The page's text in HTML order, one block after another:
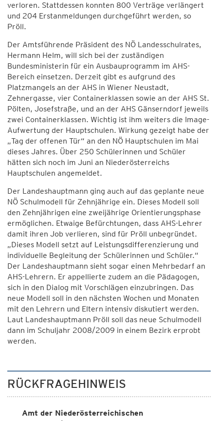
verloren. Stattdessen konnten 800 Verträge verlängert
und 204 Erstanmeldungen durchgeführt werden, so
Pröll.
Der Amtsführende Präsident des NÖ Landesschulrates,
Hermann Helm, will sich bei der zuständigen
Bundesministerin für ein Ausbauprogramm im AHS-
Bereich einsetzen. Derzeit gibt es aufgrund des
Platzmangels an der AHS in Wiener Neustadt,
Zehnergasse, vier Containerklassen sowie an der AHS St.
Pölten, Josefstraße, und an der AHS Gänserndorf jeweils
zwei Containerklassen. Wichtig ist ihm weiters die Image-
Aufwertung der Hauptschulen. Wirkung gezeigt habe der
„Tag der offenen Tür“ an den NÖ Hauptschulen im Mai
dieses Jahres. Über 250 Schülerinnen und Schüler
hätten sich noch im Juni an Niederösterreichs
Hauptschulen angemeldet.
Der Landeshauptmann ging auch auf das geplante neue
NÖ Schulmodell für Zehnjährige ein. Dieses Modell soll
den Zehnjährigen eine zweijährige Orientierungsphase
ermöglichen. Etwaige Befürchtungen, dass AHS-Lehrer
damit ihren Job verlieren, sind für Pröll unbegründet.
„Dieses Modell setzt auf Leistungsdifferenzierung und
individuelle Begleitung der Schülerinnen und Schüler.“
Der Landeshauptmann sieht sogar einen Mehrbedarf an
AHS-Lehrern. Er appellierte zudem an die Pädagogen,
sich in den Dialog mit Vorschlägen einzubringen. Das
neue Modell soll in den nächsten Wochen und Monaten
mit den Lehrern und Eltern intensiv diskutiert werden.
Laut Landeshauptmann Pröll soll das neue Schulmodell
dann im Schuljahr 2008/2009 in einem Bezirk erprobt
werden.
RÜCKFRAGEHINWEIS
Amt der Niederösterreichischen